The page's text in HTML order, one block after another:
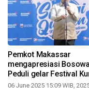
Pemkot Makassar
mengapresiasi Bosowa
Peduli gelar Festival
2025
06 June 2025 15:09 WIB,